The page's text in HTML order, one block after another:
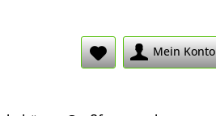
Mein Konto